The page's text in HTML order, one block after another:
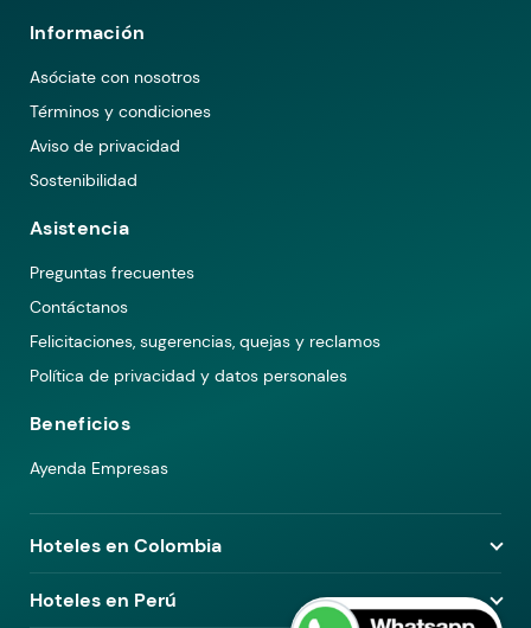
Información
Asóciate con nosotros
Términos y condiciones
Aviso de privacidad
Sostenibilidad
Asistencia
Preguntas frecuentes
Contáctanos
Felicitaciones, sugerencias, quejas y reclamos
Política de privacidad y datos personales
Beneficios
Ayenda Empresas
Hoteles en Colombia
Hoteles en Medellín
Hoteles en Perú